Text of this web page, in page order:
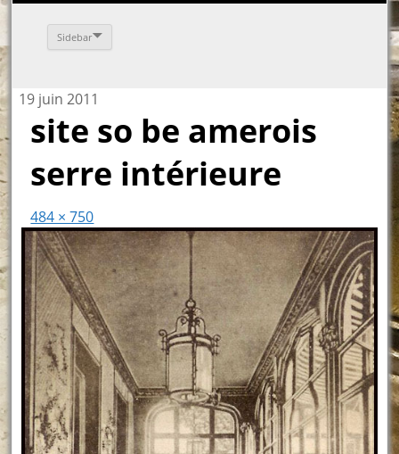
Sidebar
19 juin 2011
site so be amerois
serre intérieure
484 × 750